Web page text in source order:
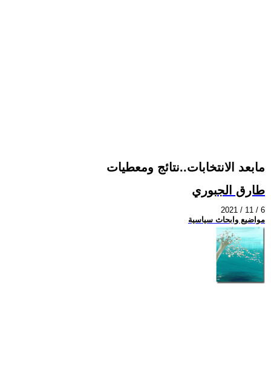
مابعد الانتخابات..نتائج ومعطيات
طارق الجبوري
2021 / 11 / 6
مواضيع وابحاث سياسية